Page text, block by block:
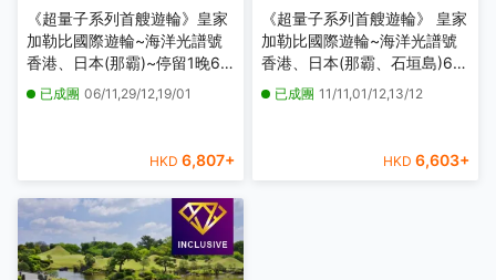
《超量子系列首艘遊輪》皇家
加勒比國際遊輪~海洋光譜號
香港、日本(那霸)~停留1晚6
天豪華郵輪假期【優遊全包】
【香港啟德郵輪碼頭往返】
已成團 06/11,29/12,19/01
HKD 6,807+
《超量子系列首艘遊輪》 皇家
加勒比國際遊輪~海洋光譜號
香港、日本(那霸、石垣島)6天
豪華郵輪假期【優遊全包】
【香港啟德郵輪碼頭往返】
已成團 11/11,01/12,13/12
HKD 6,603+